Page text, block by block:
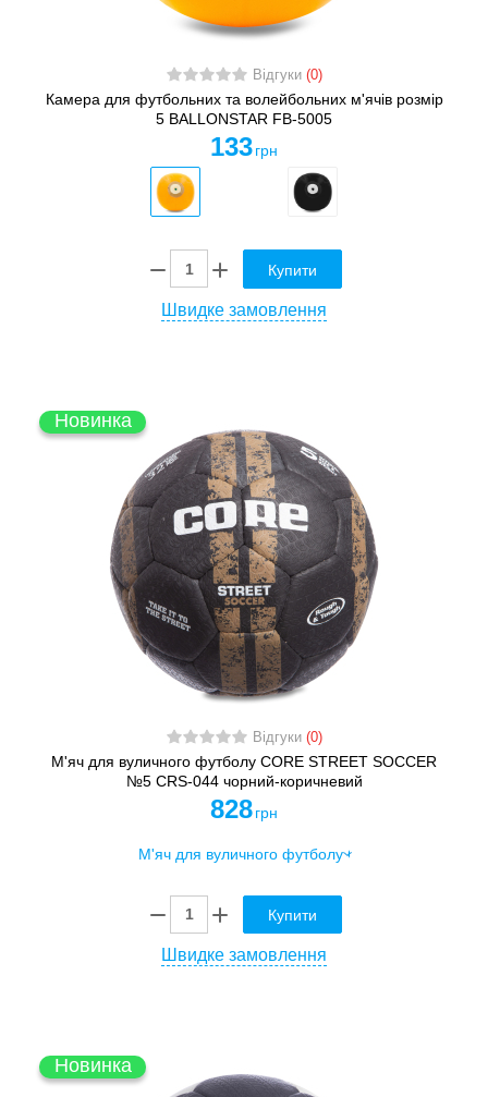
Відгуки (0)
Камера для футбольних та волейбольних м'ячів розмір
5 BALLONSTAR FB-5005
133 грн
Купити
Швидке замовлення
Новинка
Відгуки (0)
М'яч для вуличного футболу CORE STREET SOCCER
№5 CRS-044 чорний-коричневий
828 грн
Купити
Швидке замовлення
Новинка